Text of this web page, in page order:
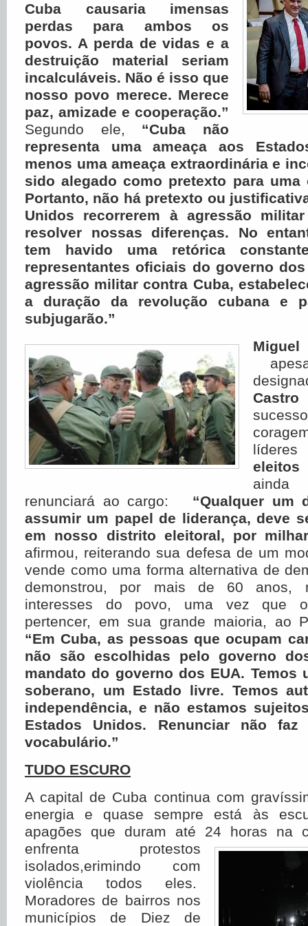
Cuba causaria imensas
perdas para ambos os
povos. A perda de vidas e a
destruição material seriam
incalculáveis. Não é isso que
nosso povo merece. Merece
paz, amizade e cooperação.”
Segundo ele, “Cuba não
representa uma ameaça aos
menos uma ameaça extraordinária e
sido alegado como pretexto para uma
Portanto, não há pretexto ou
Unidos recorrerem à agressão
resolver nossas diferenças. No
tem havido uma retórica
representantes oficiais do governo
agressão militar contra Cuba,
a duração da revolução cubana e
subjugarão.”
ainda
renunciará ao cargo: “Qualquer um
assumir um papel de liderança, deve
em nosso distrito eleitoral, por
afirmou, reiterando sua defesa de um
vende como uma forma alternativa de
demonstrou, por mais de 60 anos,
interesses do povo, uma vez que
pertencer, em sua grande maioria, ao
“Em Cuba, as pessoas que ocupam
não são escolhidas pelo governo
mandato do governo dos EUA. Temos
soberano, um Estado livre. Temos
independência, e não estamos
Estados Unidos.
Renunciar não
vocabulário.”
TUDO ESCURO
A capital de Cuba continua com
energia e quase sempre está às
apagões que duram até 24 horas na
enfrenta protestos
isolados,erimindo com
violência todos eles.
Moradores de bairros nos
municípios de Diez de